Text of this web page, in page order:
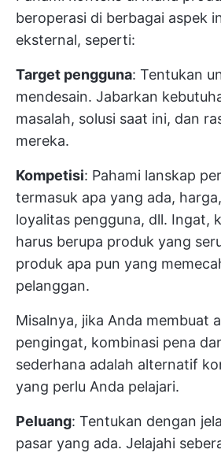
beroperasi di berbagai aspek
eksternal, seperti:
Target pengguna: Tentukan
mendesain. Jabarkan
masalah, solusi saat ini, dan
mereka.
Kompetisi: Pahami lanskap
termasuk apa yang ada,
loyalitas pengguna, dll. Ingat,
harus berupa produk yang
produk apa pun yang
pelanggan.
Misalnya, jika Anda membuat
pengingat, kombinasi pena
sederhana adalah alternatif
yang perlu Anda pelajari.
Peluang: Tentukan dengan
pasar yang ada. Jelajahi